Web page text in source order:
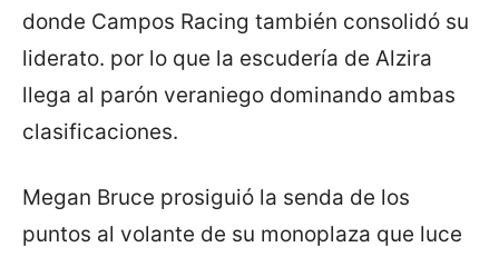
donde Campos Racing también consolidó su
liderato. por lo que la escudería de Alzira
llega al parón veraniego dominando ambas
clasificaciones.
Megan Bruce prosiguió la senda de los
puntos al volante de su monoplaza que luce